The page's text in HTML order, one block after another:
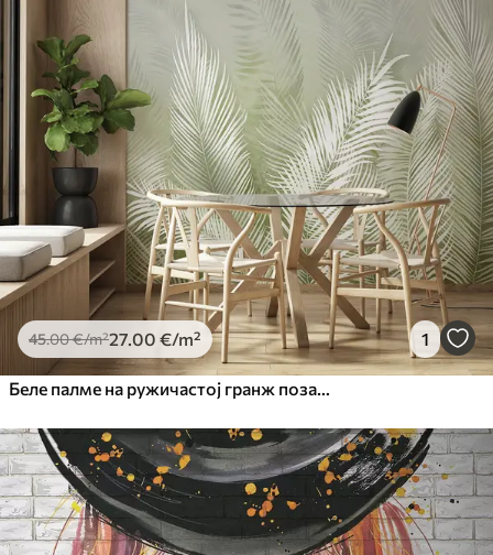
45.00€/m²27 .00 €/m² 1